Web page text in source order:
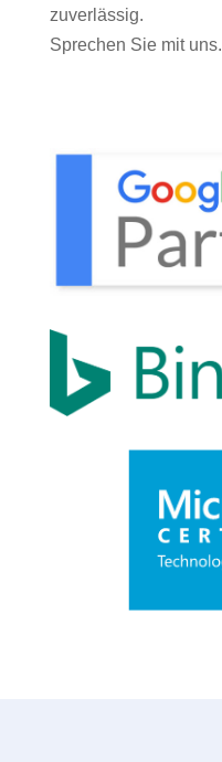
zuverlässig.
Sprechen Sie mit uns.